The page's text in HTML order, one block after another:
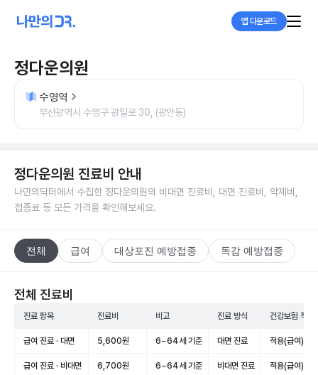
앱 다운로드
정다운의원
수영역
부산광역시 수영구 광일로 30, (광안동)
정다운의원 진료비 안내
나만의닥터에서 수집한 정다운의원의 비대면 진료비, 대면 진료비, 약제비,
접종료 등 모든 가격을 확인해보세요.
전체 급여 대상포진 예방접종 독감 예방접종
전체 진료비
진료 항목 진료비 비고 진료 방식 건강보험 적용
급여 진료 · 대면 5,600원 6~64세 기준 대면 진료 적용(급여)
급여 진료 · 비대면 6,700원 6~64세 기준 비대면 진료 적용(급여)